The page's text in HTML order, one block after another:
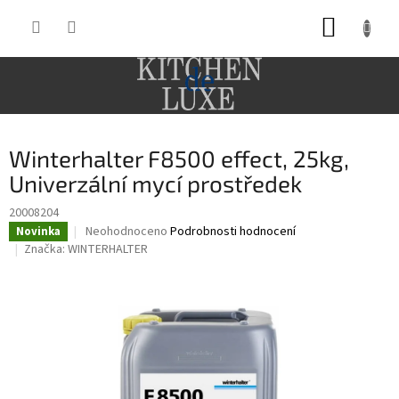
Winterhalter F8500 effect, 25kg,
Univerzální mycí prostředek
20008204
Novinka
Průměrné
hodnocení
hvězdiček.
Neohodnoceno Podrobnosti hodnocení
Značka: WINTERHALTER